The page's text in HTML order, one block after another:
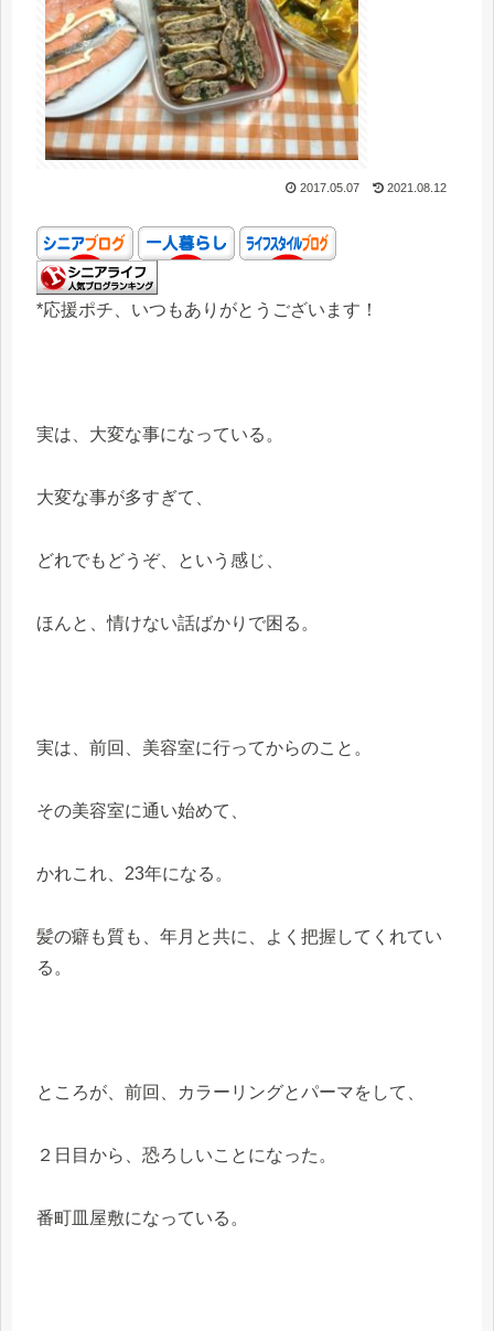
2017.05.07 2021.08.12
*応援ポチ、いつもありがとうございます！
実は、大変な事になっている。
大変な事が多すぎて、
どれでもどうぞ、という感じ、
ほんと、情けない話ばかりで困る。
実は、前回、美容室に行ってからのこと。
その美容室に通い始めて、
かれこれ、23年になる。
髪の癖も質も、年月と共に、よく把握してくれてい
る。
ところが、前回、カラーリングとパーマをして、
２日目から、恐ろしいことになった。
番町皿屋敷になっている。